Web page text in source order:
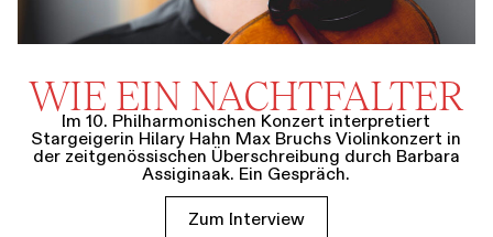
WIE EIN NACHTFALTER
Im 10. Philharmonischen Konzert interpretiert
Stargeigerin Hilary Hahn Max Bruchs Violinkonzert in
der zeitgenössischen Überschreibung durch Barbara
Assiginaak. Ein Gespräch.
Zum Interview